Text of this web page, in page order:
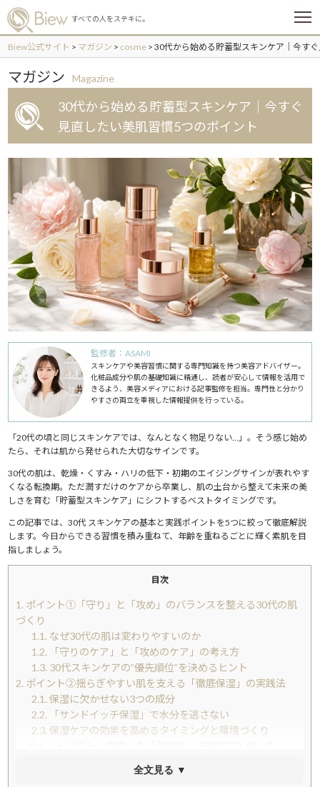
すべての人をステキに。
メ
ュ
ー
Biew公式サイト > マガジン > cosme >30代から始める貯蓄型スキンケア｜今す
マガジン Magazine
30代から始める貯蓄型スキンケア｜今すぐ
見直したい美肌習慣5つのポイント
監修者：ASAMI
スキンケアや美容習慣に関する専門知識を持つ美容アドバイザー。
化粧品成分や肌の基礎知識に精通し、読者が安心して情報を活用で
きるよう、美容メディアにおける記事監修を担当。専門性と分かり
やすさの両立を重視した情報提供を行っている。
「20代の頃と同じスキンケアでは、なんとなく物足りない…」。そう感じ始め
たら、それは肌から発せられた大切なサインです。
30代の肌は、乾燥・くすみ・ハリの低下・初期のエイジングサインが表れやす
くなる転換期。ただ潤すだけのケアから卒業し、肌の土台から整えて未来の美
しさを育む「貯蓄型スキンケア」にシフトするベストタイミングです。
この記事では、30代 スキンケアの基本と実践ポイントを5つに絞って徹底解説
します。今日からできる習慣を積み重ねて、年齢を重ねるごとに輝く素肌を目
指しましょう。
目次
1. ポイント①「守り」と「攻め」のバランスを整える30代の肌
づくり
1.1. なぜ30代の肌は変わりやすいのか
1.2. 「守りのケア」と「攻めのケア」の考え方
1.3. 30代スキンケアの”優先順位”を決めるヒント
2. ポイント②揺らぎやすい肌を支える「徹底保湿」の実践法
2.1. 保湿に欠かせない3つの成分
2.2. 「サンドイッチ保湿」で水分を逃さない
2.3. 保湿ケアの効果を高めるタイミングと環境づくり
美容液を正しく使うための3つのコツ
全文見る ▼